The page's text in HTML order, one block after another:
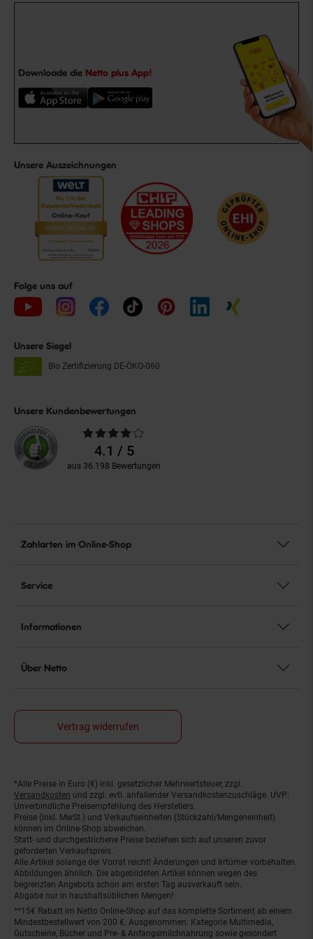
Downloade die Netto plus App!
Unsere Auszeichnungen
Folge uns auf
Unsere Siegel
Bio Zertifizierung DE-ÖKO-060
Unsere Kundenbewertungen
Durchschnittliche
Bewertungen4.1 / 5
aus 36.198 Bewertungen
Zahlarten im Online-Shop
Service
Informationen
Über Netto
Vertrag widerrufen
Fußnoten
*Alle Preise in Euro (€) inkl. gesetzlicher Mehrwertsteuer, zzgl.
Versandkosten und zzgl. evtl. anfallender Versandkostenzuschläge. UVP:
Unverbindliche Preisempfehlung des Herstellers.
Preise (inkl. MwSt.) und Verkaufseinheiten (Stückzahl/Mengeneinheit)
können im Online-Shop abweichen.
Statt- und durchgestrichene Preise beziehen sich auf unseren zuvor
geforderten Verkaufspreis.
Alle Artikel solange der Vorrat reicht! Änderungen und Irrtümer vorbehalten.
Abbildungen ähnlich. Die abgebildeten Artikel können wegen des
begrenzten Angebots schon am ersten Tag ausverkauft sein.
Abgabe nur in haushaltsüblichen Mengen!
**15€ Rabatt im Netto Online-Shop auf das komplette Sortiment ab einem
Mindestbestellwert von 200 €. Ausgenommen: Kategorie Multimedia,
Gutscheine, Bücher und Pre- & Anfangsmilchnahrung sowie gesondert